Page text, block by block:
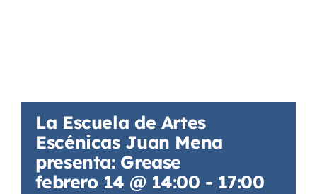
La Escuela de Artes
Escénicas Juan Mena
presenta: Grease
febrero 14 @ 14:00 - 17:00